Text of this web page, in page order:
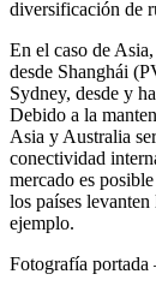
diversificación de
En el caso de
desde Shanghái
Sydney, desde y
Debido a la
Asia y Australia
conectividad
mercado es
los países
ejemplo.
Fotografía portada